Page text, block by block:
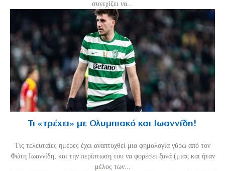
συνεχίζει να...
Τι «τρέχει» με Ολυμπιακό και Ιωαννίδη!
Τις τελευταίες ημέρες έχει αναπτυχθεί μια φημολογία γύρω από τον
Φώτη Ιωαννίδη, και την περίπτωση του να φορέσει ξανά (μιας και ήταν
μέλος των...